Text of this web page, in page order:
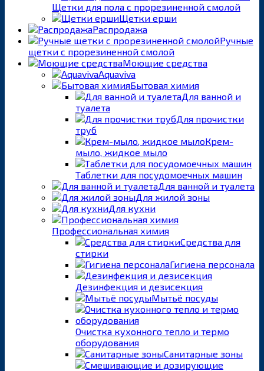
Щетки для пола с прорезиненной смолой
Щетки ерши
Распродажа
Ручные
щетки с прорезиненной смолой
Моющие средства
Aquaviva
Бытовая химия
Для ванной и
туалета
Для прочистки
труб
Крем-
мыло, жидкое мыло
Таблетки для посудомоечных машин
Для ванной и туалета
Для жилой зоны
Для кухни
Профессиональная химия
Средства для
стирки
Гигиена персонала
Дезинфекция и дезисекция
Мытьё посуды
Очистка кухонного тепло и термо
оборудования
Санитарные зоны